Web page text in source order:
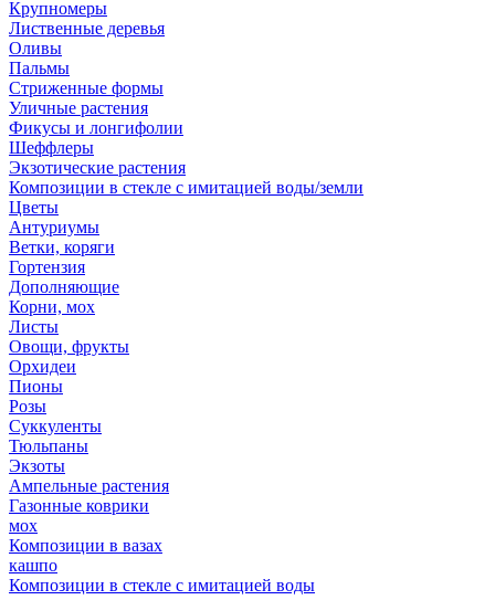
Крупномеры
Лиственные деревья
Оливы
Пальмы
Стриженные формы
Уличные растения
Фикусы и лонгифолии
Шеффлеры
Экзотические растения
Композиции в стекле с имитацией воды/земли
Цветы
Антуриумы
Ветки, коряги
Гортензия
Дополняющие
Корни, мох
Листы
Овощи, фрукты
Орхидеи
Пионы
Розы
Суккуленты
Тюльпаны
Экзоты
Ампельные растения
Газонные коврики
мох
Композиции в вазах
кашпо
Композиции в стекле с имитацией воды